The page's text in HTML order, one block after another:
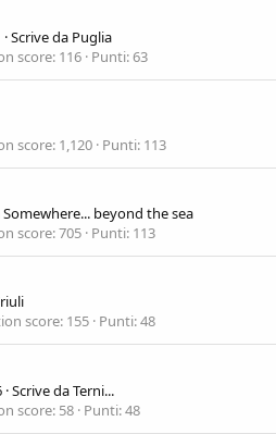
·Scrive da Puglia
score 116 Punti 63
score 1,120 Punti 113
Somewhere... beyond the sea
score 705 Punti 113
score 155 Punti 48
·Scrive daTerni...
score 58 Punti 48